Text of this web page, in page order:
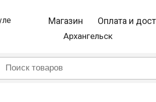
Магазин Оплата и
Архангельск